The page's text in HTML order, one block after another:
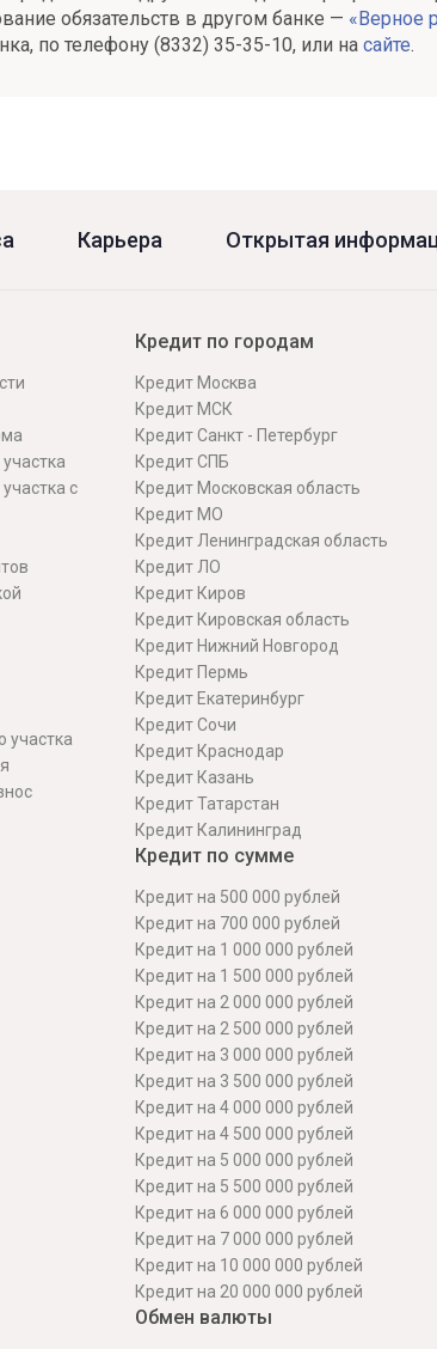
обязательств в другом банке — «Верное
по телефону (8332) 35-35-10, или на сайте.
Карьера Открытая
с
участка
Кредит по городам
Кредит Москва
Кредит МСК
Кредит Санкт - Петербург
Кредит СПБ
Кредит Московская область
Кредит МО
Кредит Ленинградская область
Кредит ЛО
Кредит Киров
Кредит Кировская область
Кредит Нижний Новгород
Кредит Пермь
Кредит Екатеринбург
Кредит Сочи
Кредит Краснодар
Кредит Казань
Кредит Татарстан
Кредит Калининград
Кредит по сумме
Кредит на 500 000 рублей
Кредит на 700 000 рублей
Кредит на 1 000 000 рублей
Кредит на 1 500 000 рублей
Кредит на 2 000 000 рублей
Кредит на 2 500 000 рублей
Кредит на 3 000 000 рублей
Кредит на 3 500 000 рублей
Кредит на 4 000 000 рублей
Кредит на 4 500 000 рублей
Кредит на 5 000 000 рублей
Кредит на 5 500 000 рублей
Кредит на 6 000 000 рублей
Кредит на 7 000 000 рублей
Кредит на 10 000 000 рублей
Кредит на 20 000 000 рублей
Обмен валюты